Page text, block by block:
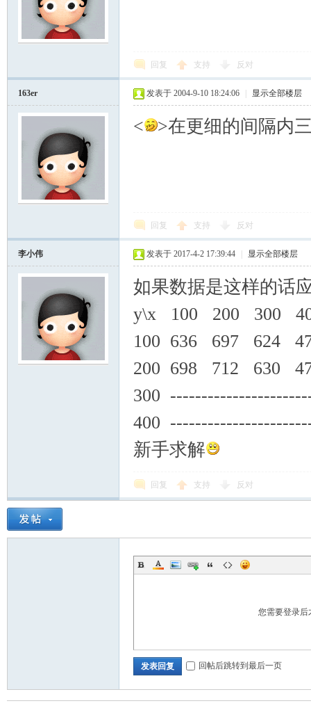
回复 支持 反对
163er 发表于 2004-9-10 18:24:06 显示全部楼层
< >在更细的间隔内
回复 支持 反对
李小伟 发表于 2017-4-2 17:39:44 显示全部楼层
如果数据是这样的话
y\x 100 200 300
100 636 697 624
200 698 712 630
300
400
新手求解
回复 支持 反对
您需要登录
发表回复 回帖后跳转到最后一页